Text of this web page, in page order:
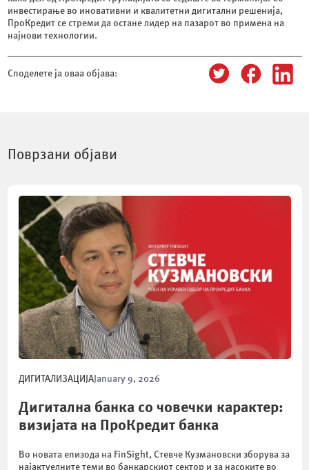
инвестирање во иновативни и квалитетни дигитални решенија,
ПроКредит се стреми да остане лидер на пазарот во примена на
најнови технологии.
Споделете ја оваа објава:
Поврзани објави
ДИГИТАЛИЗАЦИЈАJanuary 9, 2026
Дигитална банка со човечки карактер:
визијата на ПроКредит банка
Во новата епизода на FinSight, Стевче Кузмановски зборува за
најактуелните теми во банкарскиот сектор и за насоките во